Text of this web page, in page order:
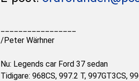
/Peter Wärhner
Nu: Legends car Ford 37 sedan
Tidigare: 968CS, 997.2 T, 997GT3CS,